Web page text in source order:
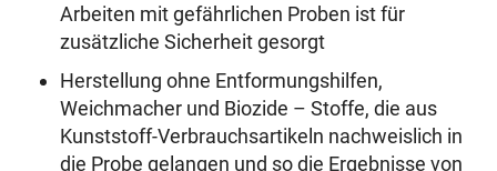
Arbeiten mit gefährlichen Proben ist für
zusätzliche Sicherheit gesorgt
Herstellung ohne Entformungshilfen,
Weichmacher und Biozide – Stoffe, die aus
Kunststoff-Verbrauchsartikeln nachweislich in
die Probe gelangen und so die Ergebnisse von